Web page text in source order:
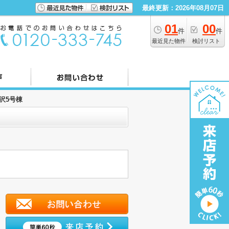
最終更新：2026年08月07日
01件
最近見た物件
00件
検討リスト
5号棟